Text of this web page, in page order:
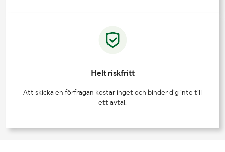
Helt riskfritt
Att skicka en förfrågan kostar inget och binder dig inte till
ett avtal.